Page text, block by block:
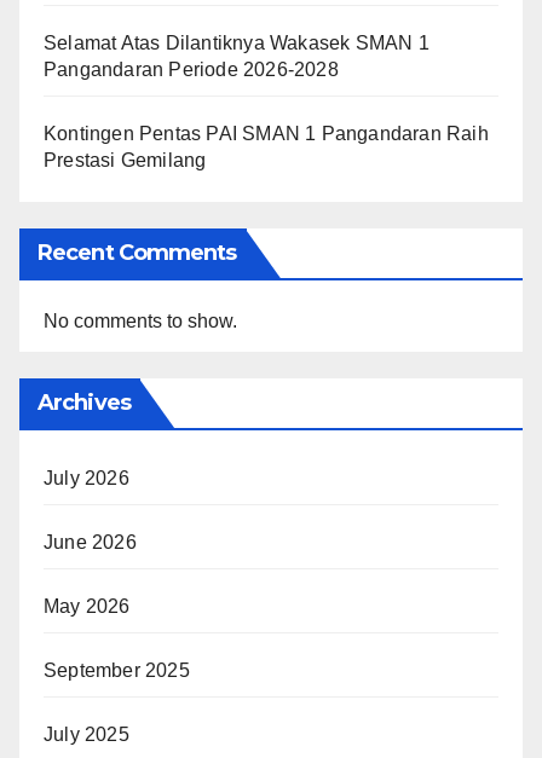
Selamat Atas Dilantiknya Wakasek SMAN 1
Pangandaran Periode 2026-2028
Kontingen Pentas PAI SMAN 1 Pangandaran Raih
Prestasi Gemilang
Recent Comments
No comments to show.
Archives
July 2026
June 2026
May 2026
September 2025
July 2025